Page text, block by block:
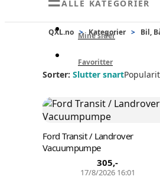
Selg
Mine sider
Favoritter
ALLE KATEGORIER
QXL.no > Kategorier > Bil,
Sorter: Slutter snart
Ford Transit / Landrover
Vacuumpumpe
17/8/2026 16:01
305,-